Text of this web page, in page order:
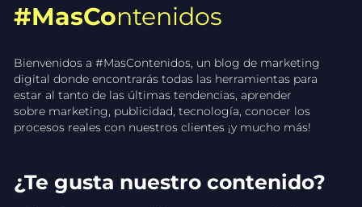
#MasContenidos
Bienvenidos a #MasContenidos, un blog de marketing
digital donde encontrarás todas las herramientas para
estar al tanto de las últimas tendencias, aprender
sobre marketing, publicidad, tecnología, conocer los
procesos reales con nuestros clientes ¡y mucho más!
¿Te gusta nuestro contenido?